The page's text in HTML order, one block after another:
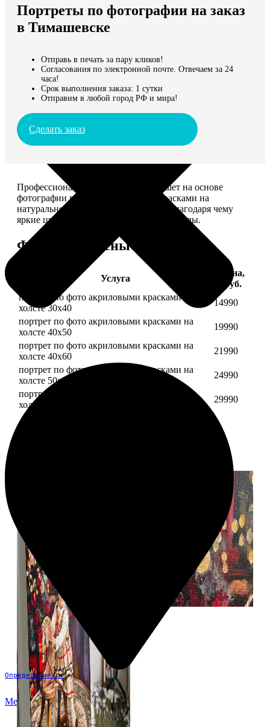
Мы доставляем по всему миру
Продолжить без города
Определение...
Меню
Портреты по фотографии на заказ
в Тимашевске
Отправь в печать за пару кликов!
Согласования по электронной почте. Отвечаем за 24
часа!
Срок выполнения заказа: 1 сутки
Отправим в любой город РФ и мира!
Сделать заказ
Профессиональный художник напишет на основе
фотографии портрет акриловыми красками на
натуральном холсте. Покроет лаком, благодаря чему
яркие цвета будут радовать вас долгие годы.
Форматы и цены
Услуга
Цена,
руб.
портрет по фото акриловыми красками на
холсте 30х40
14990
портрет по фото акриловыми красками на
холсте 40х50
19990
портрет по фото акриловыми красками на
холсте 40х60
21990
портрет по фото акриловыми красками на
холсте 50х70
24990
портрет по фото акриловыми красками на
холсте 60х70
29990